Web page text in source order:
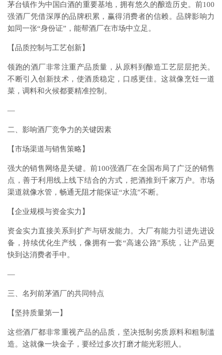
茅台镇作为中国白酒的重要基地，拥有悠久的酿造历史。前100
强酒厂凭借深厚的品牌积累，赢得消费者的信赖。品牌影响力
如同一张“身份证”，能帮酒厂在市场中立足。
【品质控制与工艺创新】
领跑的酒厂非常注重产品质量，从原料到酿造工艺层层把关。
不断引入创新技术，使酒质稳定，口感更佳。这就像烹饪一道
菜，调料和火候都要精准控制。
—
二、影响酒厂竞争力的关键因素
【市场渠道与销售策略】
强大的销售网络是关键。前100强酒厂在全国布局了广泛的销售
点，善于利用线上线下结合的方式，把酒推到千家万户。市场
渠道就像水管，畅通无阻才能保证“水流”不断。
【企业规模与资金实力】
资金实力直接关系到扩产与研发能力。大厂有能力引进先进设
备，持续优化生产线，像拥有一套“高速公路”系统，让产品更
快到达消费者手中。
—
三、名列前茅酒厂的共同特点
【坚持质量第一】
这些酒厂都非常重视产品的品质，坚决抵制劣质原料和粗制滥
造。这就像一块金子，要经过多次打磨才能光彩照人。